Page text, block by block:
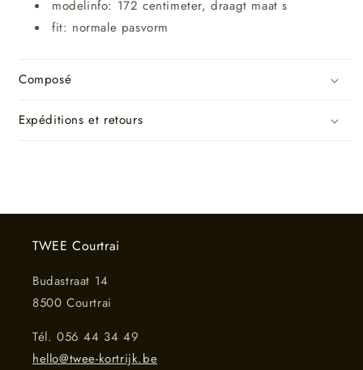
modelinfo: 172 centimeter, draagt maat s
fit: normale pasvorm
Composé
Expéditions et retours
TWEE Courtrai
Budastraat 14
8500 Courtrai
Tél. 056 44 34 49
hello@twee-kortrijk.be